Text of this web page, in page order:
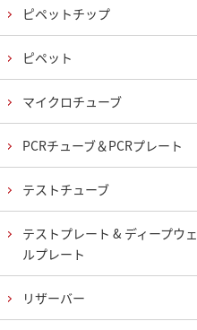
ピペットチップ
ピペット
マイクロチューブ
PCRチューブ＆PCRプレート
テストチューブ
テストプレート & ディープウェ
ルプレート
リザーバー